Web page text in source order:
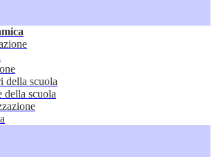
della scuola
della scuola